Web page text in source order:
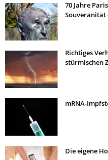
70 Jahre
Souveränität
Richtiges
stürmischen
mRNA-
Die eigene